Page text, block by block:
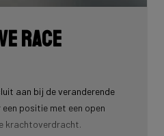
race
aan bij de veranderende
positie met een open
krachtoverdracht.